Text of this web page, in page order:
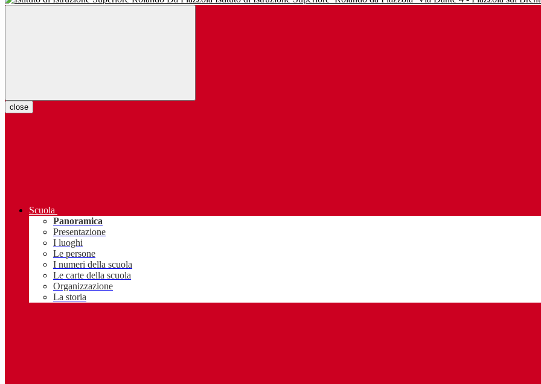
close
Scuola
Panoramica
Presentazione
I luoghi
Le persone
I numeri della scuola
Le carte della scuola
Organizzazione
La storia